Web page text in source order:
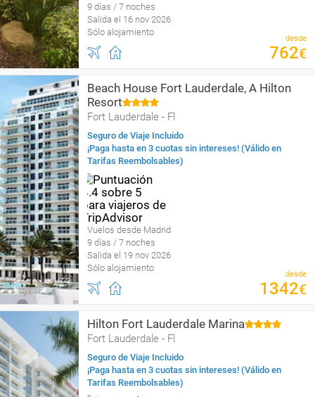
9 días / 7 noches
Salida el 16 nov 2026
Sólo alojamiento
desde
762€
Beach House Fort Lauderdale, A Hilton
Resort
Fort Lauderdale - Fl
Seguro de Viaje Incluido
¡Paga hasta en 3 cuotas sin intereses! (Válido en
Tarifas Reembolsables)
Vuelos desde Madrid
9 días / 7 noches
Salida el 19 nov 2026
Sólo alojamiento
desde
1342€
Hilton Fort Lauderdale Marina
Fort Lauderdale - Fl
Seguro de Viaje Incluido
¡Paga hasta en 3 cuotas sin intereses! (Válido en
Tarifas Reembolsables)